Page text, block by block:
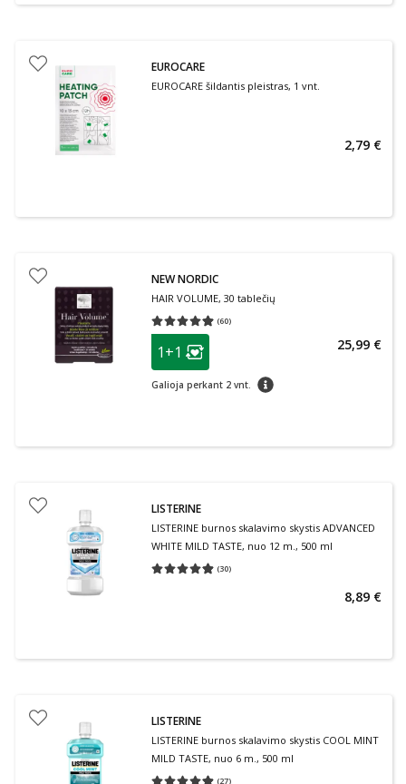
EUROCARE
EUROCARE šildantis pleistras, 1 vnt.
2,79 €
NEW NORDIC
HAIR VOLUME, 30 tablečių
(60)
Vidutinis įvertinimas 4.90
patarimas
Lojalumo klubo narių nuolaida
1+1
Galioja perkant 2 vnt. patarimas
25,99 €
LISTERINE
LISTERINE burnos skalavimo skystis ADVANCED
WHITE MILD TASTE, nuo 12 m., 500 ml
(30)
Vidutinis įvertinimas 4.87
8,89 €
LISTERINE
LISTERINE burnos skalavimo skystis COOL MINT
MILD TASTE, nuo 6 m., 500 ml
(27)